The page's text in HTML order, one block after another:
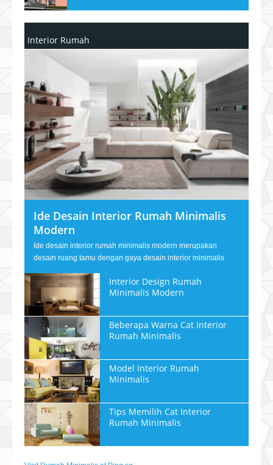
Interior Rumah
Ide Desain Interior Rumah Minimalis
Modern
Ide desain interior rumah minimalis modern merupakan
desain ruang tamu dengan gaya desain interior minimalis
Interior Design Rumah
Minimalis Modern
Beberapa Warna Cat Interior
Rumah Minimalis
Model Interior Rumah
Minimalis
Tips Memilih Cat Interior
Rumah Minimalis